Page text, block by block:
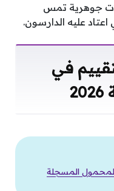
جوهرية تمس
عليه الدارسون.
في
المسجلة